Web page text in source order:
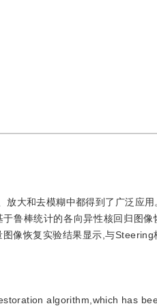
大和去模糊中都得到了广泛应
鲁棒统计的各向异性核回归图
像恢复实验结果显示,与Steering
algorithm,which has